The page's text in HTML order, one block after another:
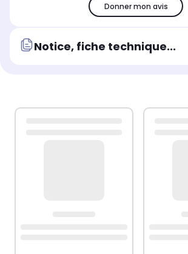
Donner mon avis
Notice, fiche technique...